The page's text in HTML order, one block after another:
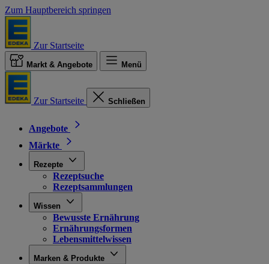
Zum Hauptbereich springen
Zur Startseite
Markt & Angebote Menü
Zur Startseite Schließen
Angebote
Märkte
Rezepte
Rezeptsuche
Rezeptsammlungen
Wissen
Bewusste Ernährung
Ernährungsformen
Lebensmittelwissen
Marken & Produkte